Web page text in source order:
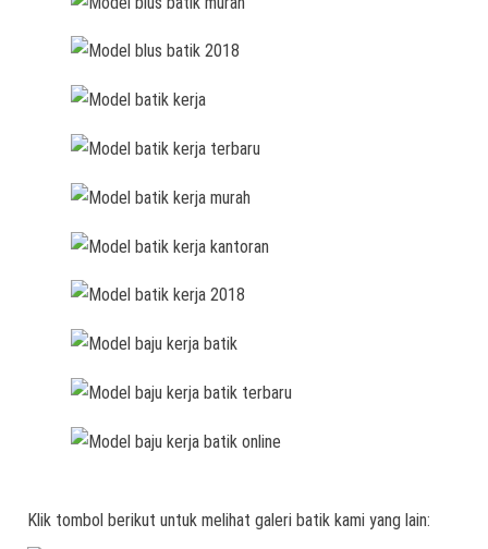
Klik tombol berikut untuk melihat galeri batik kami yang lain: